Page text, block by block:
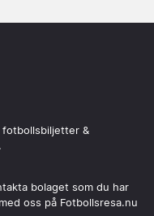
fotbollsbiljetter &
bolaget som du har
oss på Fotbollsresa.nu